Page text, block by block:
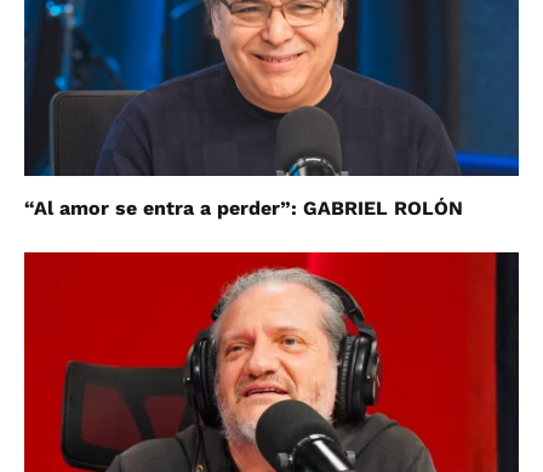
“Al amor se entra a perder”: GABRIEL ROLÓN